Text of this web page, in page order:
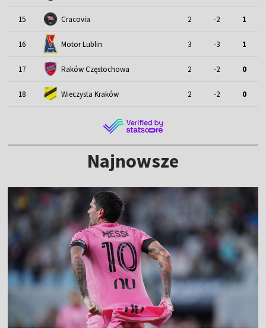
15 Cracovia 2 -2 1
16 Motor Lublin 3 -3 1
17 Raków Częstochowa 2 -2 0
18 Wieczysta Kraków 2 -2 0
Najnowsze